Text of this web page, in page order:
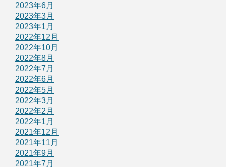
2023年6月
2023年3月
2023年1月
2022年12月
2022年10月
2022年8月
2022年7月
2022年6月
2022年5月
2022年3月
2022年2月
2022年1月
2021年12月
2021年11月
2021年9月
2021年7月